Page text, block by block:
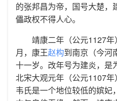
的张邦昌为帝，国号大楚，
儡政权不得人心。
靖康二年（公元1127
月，康王赵构到南京（今河
十一岁。改年号为建炎，是
北宋大观元年（公元1107
韦氏是一个地位较低的嫔妃